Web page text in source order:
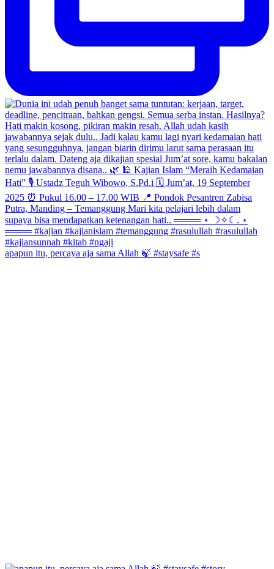
apapun itu, percaya aja sama Allah 🍃 #staysafe #s